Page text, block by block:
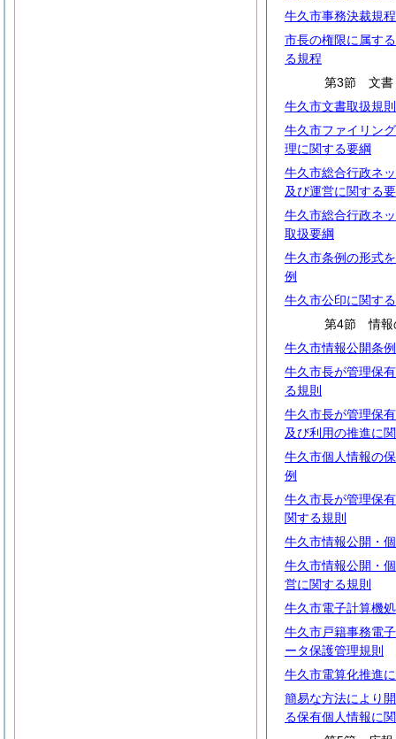
牛久市事務決裁規程
市長の権限に属す
る規程
第3節 文書
牛久市文書取扱規則
牛久市ファイリン
理に関する要綱
牛久市総合行政ネ
及び運営に関する
牛久市総合行政ネ
取扱要綱
牛久市条例の形式
例
牛久市公印に関す
第4節 情報
牛久市情報公開条例
牛久市長が管理保
る規則
牛久市長が管理保
及び利用の推進に
牛久市個人情報の
例
牛久市長が管理保
関する規則
牛久市情報公開・
牛久市情報公開・
営に関する規則
牛久市電子計算機
牛久市戸籍事務電
ータ保護管理規則
牛久市電算化推進
簡易な方法により
る保有個人情報に